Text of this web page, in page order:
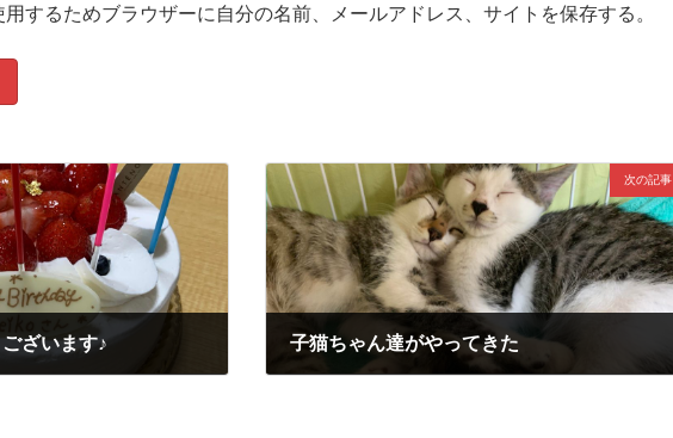
するためブラウザーに自分の名前、メールアドレス、サイトを保存する。
ざいます♪
次の記事
子猫ちゃん達がやってきた